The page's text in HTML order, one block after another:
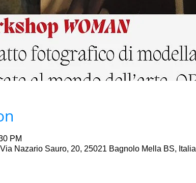
PM
Nazario Sauro, 20, 25021 Bagnolo Mella BS, Italia